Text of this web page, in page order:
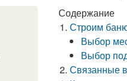
Содержание
Строим
Выбор
Выбор
Связанные